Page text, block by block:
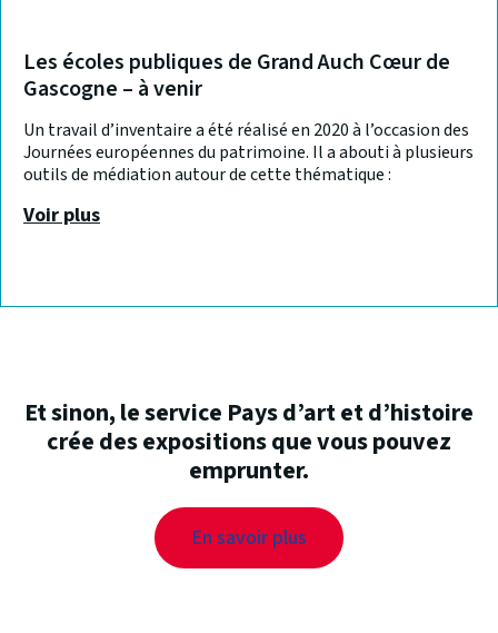
Les écoles publiques de Grand Auch Cœur de
Gascogne – à venir
Un travail d’inventaire a été réalisé en 2020 à l’occasion des
Journées européennes du patrimoine. Il a abouti à plusieurs
outils de médiation autour de cette thématique :
Voir plus
Et sinon, le service Pays d’art et d’histoire
crée des expositions que vous pouvez
emprunter.
En savoir plus